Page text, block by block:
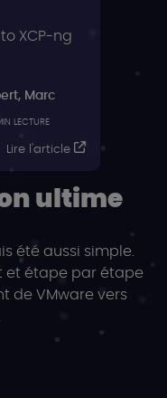
XCP-ng
, Marc
LECTURE
Lire l'article
ultime
été aussi simple.
et étape par étape
de VMware vers